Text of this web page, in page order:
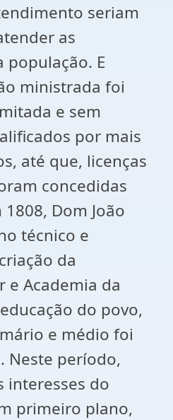
seriam
as
população. E
ministrada foi
e sem
por mais
até que, licenças
concedidas
Dom João
técnico e
da
e Academia da
do povo,
e médio foi
Neste período,
interesses do
primeiro plano,